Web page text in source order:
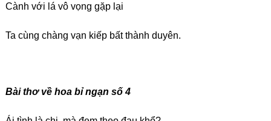
Cành với lá vô vọng gặp lại
Ta cùng chàng vạn kiếp bất thành duyên.
Bài thơ về hoa bỉ ngạn số 4